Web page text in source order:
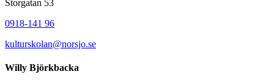
Storgatan 53
0918-141 96
kulturskolan@norsjo.se
Willy Björkbacka